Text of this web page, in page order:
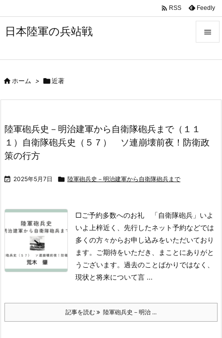
日本陸軍の兵站戦 

次へ
 RSS Feedly
ホーム > 近著
陸軍砲兵史－明治建軍から自衛隊砲兵まで（１１
１）自衛隊砲兵史（５７） ソ連崩壊前夜！防衛政
策の行方
 2025年5月7日  陸軍砲兵史－明治建軍から自衛隊砲兵まで
□ご予約多数へのお礼 「自衛隊砲兵」いよ
いよ上梓近く、先行したネット予約などでは
多くの方々からお申し込みをいただいており
ます。ご期待をいただき、まことにありがと
うございます。過去のことばかりではなく、
現状と将来について言 ...
記事を読む 陸軍砲兵史－明治 ...